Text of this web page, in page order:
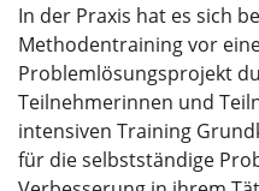
In der Praxis hat es sich
Methodentraining vor
Problemlösungsprojekt
Teilnehmerinnen und
intensiven Training
für die selbstständige